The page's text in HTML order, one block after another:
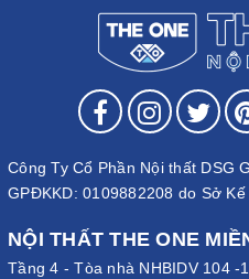
Công Ty Cổ Phần Nội thất DSG
GPĐKKD: 0109882208 do Sở
NỘI THẤT THE ONE
Tầng 4 - Tòa nhà NHBIDV 104 -